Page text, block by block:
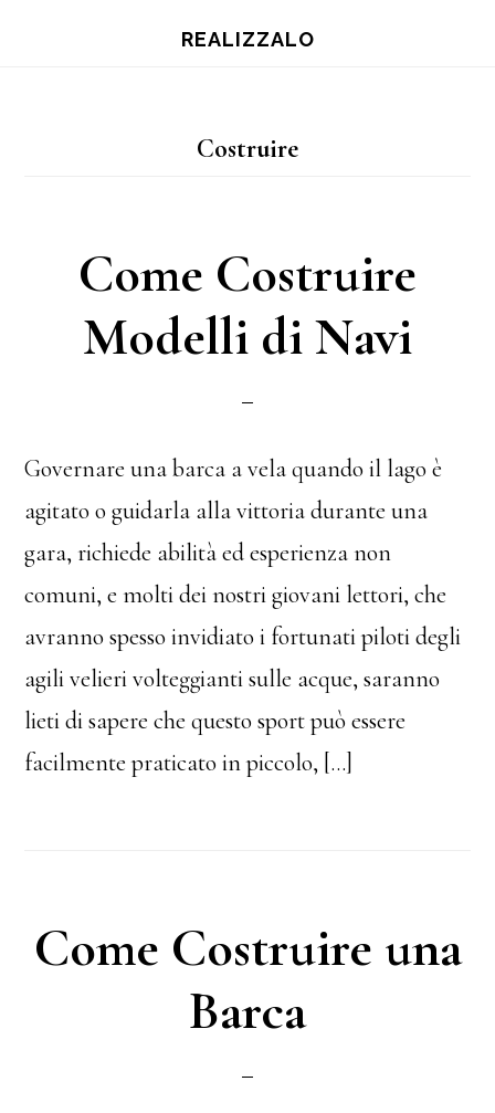
REALIZZALO
Costruire
Come Costruire
Modelli di Navi
Governare una barca a vela quando il lago è
agitato o guidarla alla vittoria durante una
gara, richiede abilità ed esperienza non
comuni, e molti dei nostri giovani lettori, che
avranno spesso invidiato i fortunati piloti degli
agili velieri volteggianti sulle acque, saranno
lieti di sapere che questo sport può essere
facilmente praticato in piccolo, […]
Come Costruire una
Barca